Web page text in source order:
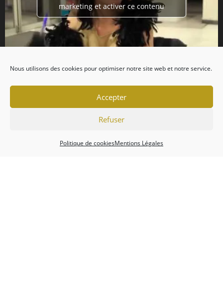
Nous utilisons des cookies pour optimiser notre site web et notre service.
Accepter
Refuser
Politique de cookiesMentions Légales
marketing et activer ce contenu